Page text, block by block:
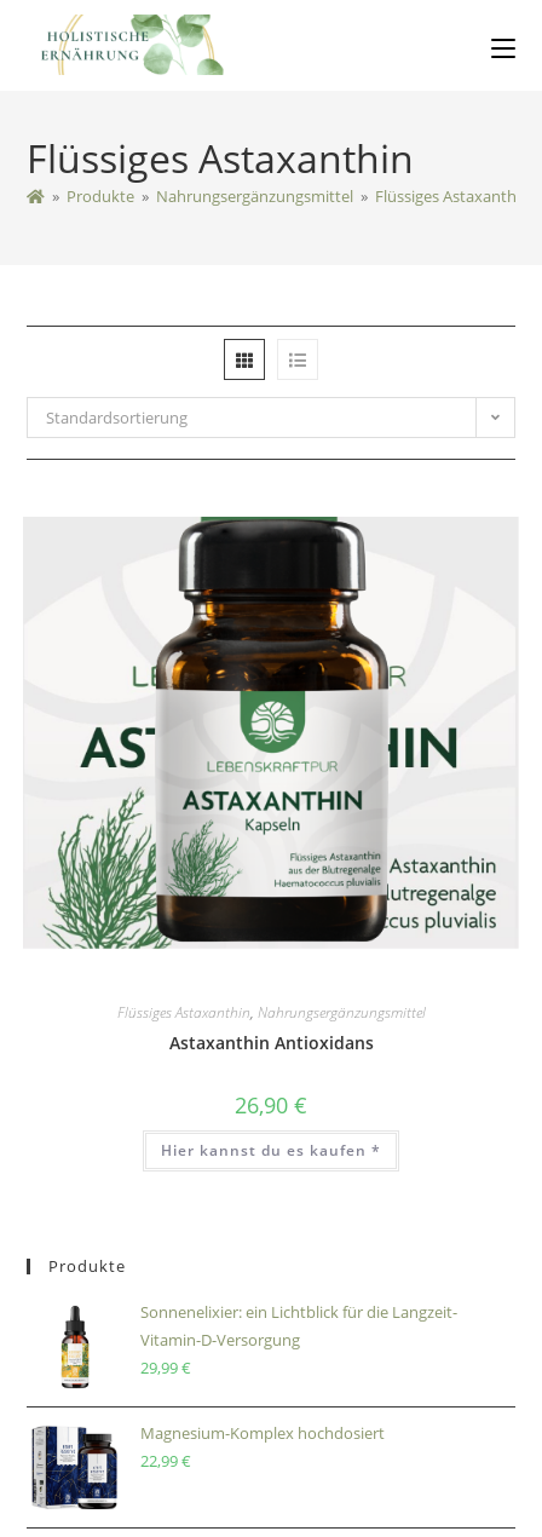
Flüssiges Astaxanthin
» Produkte » Nahrungsergänzungsmittel » Flüssiges Astaxanthin
Standardsortierung
Flüssiges Astaxanthin, Nahrungsergänzungsmittel
Astaxanthin Antioxidans
26,90 €
Hier kannst du es kaufen *
Produkte
Sonnenelixier: ein Lichtblick für die Langzeit-
Vitamin-D-Versorgung
29,99€
Magnesium-Komplex hochdosiert
22,99€